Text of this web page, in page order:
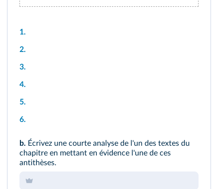
1.
2.
3.
4.
5.
6.
b. Écrivez une courte analyse de l'un des textes du
chapitre en mettant en évidence l'une de ces
antithèses.